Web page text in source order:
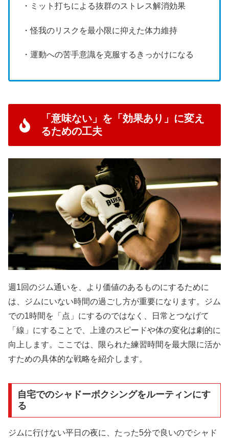
・ミット打ちによる抜群のストレス解消効果
・怪我のリスクを最小限に抑えた体力維持
・運動への苦手意識を克服するきっかけになる
「意味ない」を「効果あり」に変え
るための工夫
週1回のジム通いを、より価値のあるものにするために
は、ジムにいない時間の過ごし方が重要になります。ジム
での1時間を「点」にするのではなく、日常とつなげて
「線」にすることで、上達のスピードや体の変化は劇的に
向上します。ここでは、限られた練習時間を最大限に活か
すための具体的な戦略を紹介します。
自宅でのシャドーボクシングをルーティンにす
る
ジムに行けない平日の夜に、たった5分で良いのでシャド